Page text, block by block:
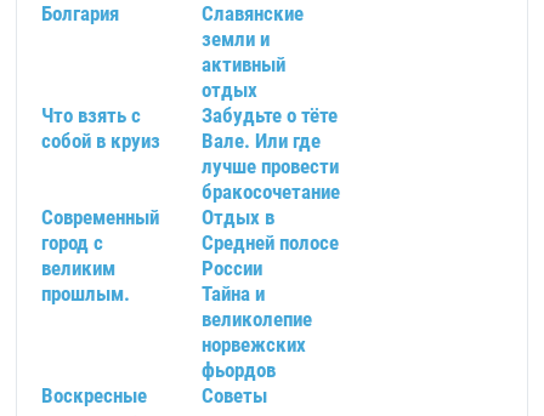
Болгария
Славянские
земли и
активный
отдых
Что взять с
собой в круиз
Забудьте о тёте
Вале. Или где
лучше провести
бракосочетание.
Современный
город с
великим
прошлым.
Отдых в
Средней полосе
России
Тайна и
великолепие
норвежских
фьордов
Воскресные
Советы